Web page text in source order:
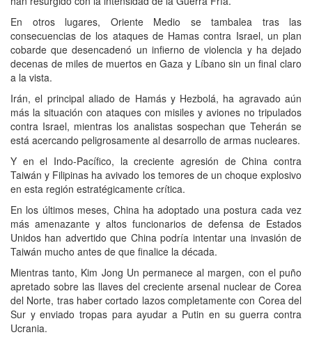
En otros lugares, Oriente Medio se tambalea tras las
consecuencias de los ataques de Hamas contra Israel, un plan
cobarde que desencadenó un infierno de violencia y ha dejado
decenas de miles de muertos en Gaza y Líbano sin un final claro
a la vista.
Irán, el principal aliado de Hamás y Hezbolá, ha agravado aún
más la situación con ataques con misiles y aviones no tripulados
contra Israel, mientras los analistas sospechan que Teherán se
está acercando peligrosamente al desarrollo de armas nucleares.
Y en el Indo-Pacífico, la creciente agresión de China contra
Taiwán y Filipinas ha avivado los temores de un choque explosivo
en esta región estratégicamente crítica.
En los últimos meses, China ha adoptado una postura cada vez
más amenazante y altos funcionarios de defensa de Estados
Unidos han advertido que China podría intentar una invasión de
Taiwán mucho antes de que finalice la década.
Mientras tanto, Kim Jong Un permanece al margen, con el puño
apretado sobre las llaves del creciente arsenal nuclear de Corea
del Norte, tras haber cortado lazos completamente con Corea del
Sur y enviado tropas para ayudar a Putin en su guerra contra
Ucrania.